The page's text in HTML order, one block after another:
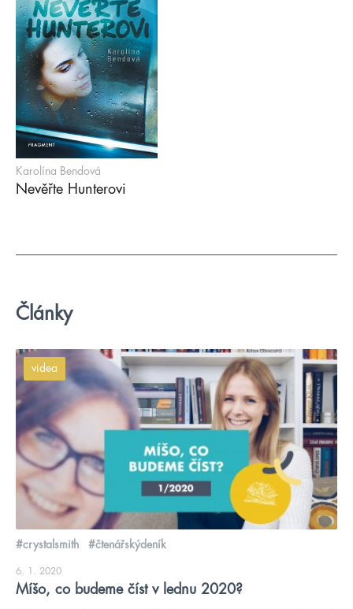
Karolína Bendová
Nevěřte Hunterovi
Články
videa
#crystalsmith #čtenářskýdeník
6. 1. 2020
Míšo, co budeme číst v lednu 2020?